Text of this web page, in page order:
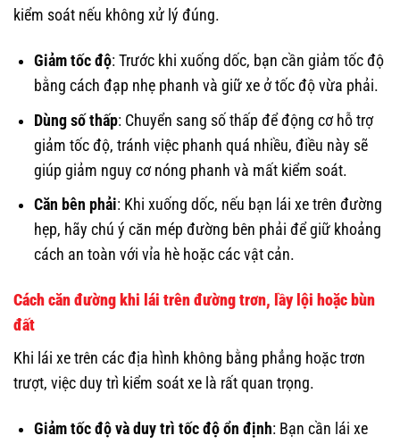
kiểm soát nếu không xử lý đúng.
Giảm tốc độ: Trước khi xuống dốc, bạn cần giảm tốc độ
bằng cách đạp nhẹ phanh và giữ xe ở tốc độ vừa phải.
Dùng số thấp: Chuyển sang số thấp để động cơ hỗ trợ
giảm tốc độ, tránh việc phanh quá nhiều, điều này sẽ
giúp giảm nguy cơ nóng phanh và mất kiểm soát.
Căn bên phải: Khi xuống dốc, nếu bạn lái xe trên đường
hẹp, hãy chú ý căn mép đường bên phải để giữ khoảng
cách an toàn với vỉa hè hoặc các vật cản.
Cách căn đường khi lái trên đường trơn, lầy lội hoặc bùn
đất
Khi lái xe trên các địa hình không bằng phẳng hoặc trơn
trượt, việc duy trì kiểm soát xe là rất quan trọng.
Giảm tốc độ và duy trì tốc độ ổn định: Bạn cần lái xe